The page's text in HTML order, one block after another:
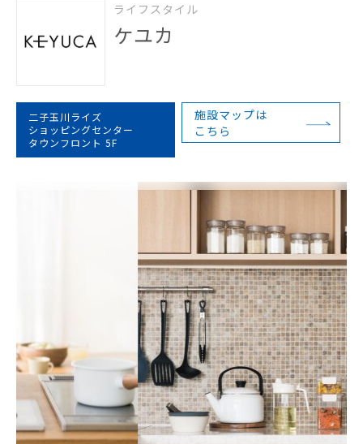
ライフスタイル
ケユカ
二子玉川ライズ
ショッピングセンター
タウンフロント 5F
施設マップは
こちら